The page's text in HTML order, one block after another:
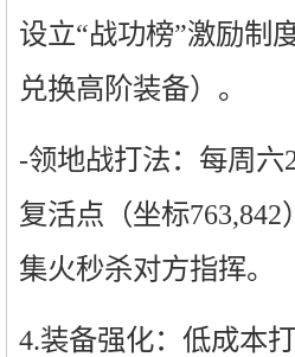
设立“战功榜”激励制
兑换高阶装备）。
-领地战打法：每周六
复活点（坐标
集火秒杀对方指挥。
4.装备强化：低成本